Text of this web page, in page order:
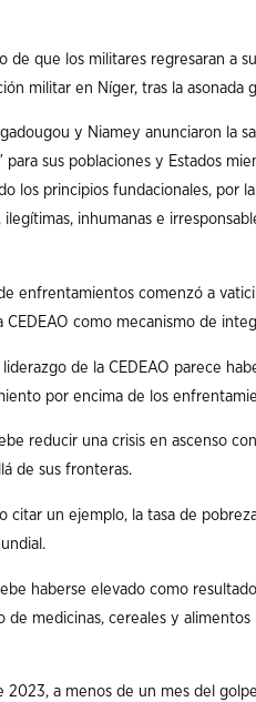
de que los militares regresaran a
militar en Níger, tras la asonada
y Niamey anunciaron la
para sus poblaciones y Estados
los principios fundacionales, por
ilegítimas, inhumanas e
enfrentamientos comenzó a
CEDEAO como mecanismo de
de la CEDEAO parece
por encima de los
reducir una crisis en ascenso
de sus fronteras.
citar un ejemplo, la tasa de
haberse elevado como
medicinas, cereales y
2023, a menos de un mes del